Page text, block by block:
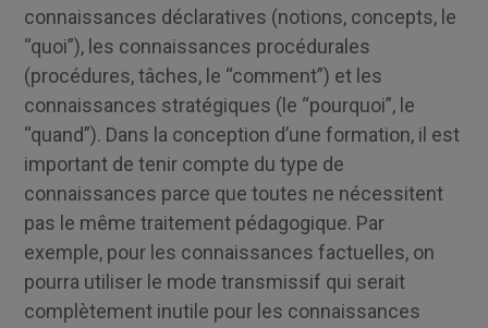
connaissances déclaratives (notions, concepts, le
“quoi”), les connaissances procédurales
(procédures, tâches, le “comment”) et les
connaissances stratégiques (le “pourquoi”, le
“quand”). Dans la conception d’une formation, il est
important de tenir compte du type de
connaissances parce que toutes ne nécessitent
pas le même traitement pédagogique. Par
exemple, pour les connaissances factuelles, on
pourra utiliser le mode transmissif qui serait
complètement inutile pour les connaissances